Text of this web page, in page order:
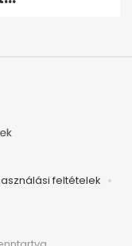
feltételek